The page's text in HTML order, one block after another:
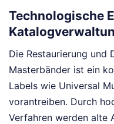
Technologische
Die Restaurierung und
Masterbänder ist ein
Labels wie Universal
vorantreiben. Durch
Verfahren werden alte